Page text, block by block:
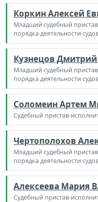
Коркин Алексей
Младший судебный
порядка деятельности
Кузнецов
Младший судебный
порядка деятельности
Соломеин Артем
Судебный пристав-
Чертополохов
Младший судебный
порядка деятельности
Алексеева Мария
Судебный пристав-